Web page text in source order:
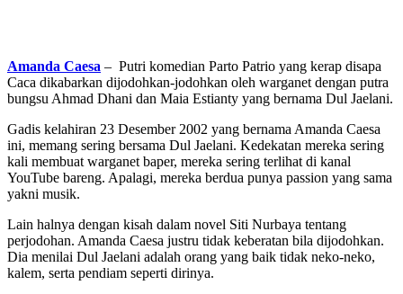
Amanda Caesa – Putri komedian Parto Patrio yang kerap disapa
Caca dikabarkan dijodohkan-jodohkan oleh warganet dengan putra
bungsu Ahmad Dhani dan Maia Estianty yang bernama Dul Jaelani.
Gadis kelahiran 23 Desember 2002 yang bernama Amanda Caesa
ini, memang sering bersama Dul Jaelani. Kedekatan mereka sering
kali membuat warganet baper, mereka sering terlihat di kanal
YouTube bareng. Apalagi, mereka berdua punya passion yang sama
yakni musik.
Lain halnya dengan kisah dalam novel Siti Nurbaya tentang
perjodohan. Amanda Caesa justru tidak keberatan bila dijodohkan.
Dia menilai Dul Jaelani adalah orang yang baik tidak neko-neko,
kalem, serta pendiam seperti dirinya.